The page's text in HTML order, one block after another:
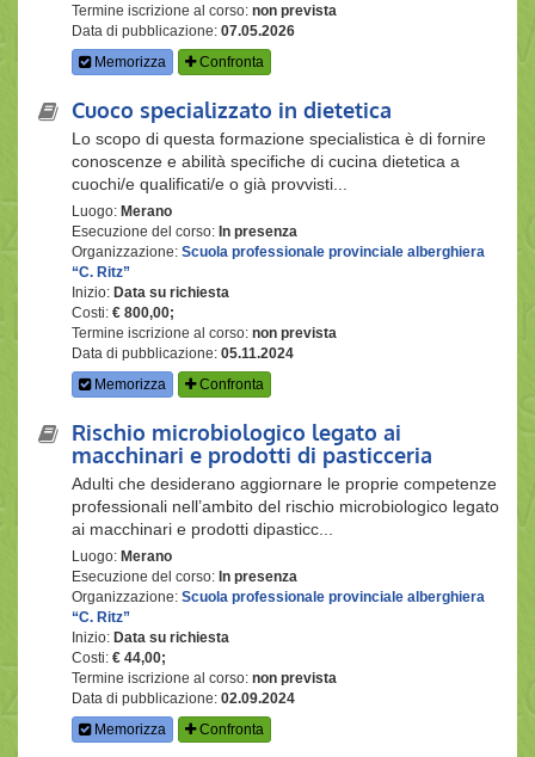
Termine iscrizione al corso: non prevista
Data di pubblicazione: 07.05.2026
Memorizza
Confronta
Cuoco specializzato in dietetica
Lo scopo di questa formazione specialistica è di fornire
conoscenze e abilità specifiche di cucina dietetica a
cuochi/e qualificati/e o già provvisti...
Luogo: Merano
Esecuzione del corso: In presenza
Organizzazione: Scuola professionale provinciale alberghiera
“C. Ritz”
Inizio: Data su richiesta
Costi: € 800,00;
Termine iscrizione al corso: non prevista
Data di pubblicazione: 05.11.2024
Memorizza
Confronta
Rischio microbiologico legato ai
macchinari e prodotti di pasticceria
Adulti che desiderano aggiornare le proprie competenze
professionali nell’ambito del rischio microbiologico legato
ai macchinari e prodotti dipasticc...
Luogo: Merano
Esecuzione del corso: In presenza
Organizzazione: Scuola professionale provinciale alberghiera
“C. Ritz”
Inizio: Data su richiesta
Costi: € 44,00;
Termine iscrizione al corso: non prevista
Data di pubblicazione: 02.09.2024
Memorizza
Confronta